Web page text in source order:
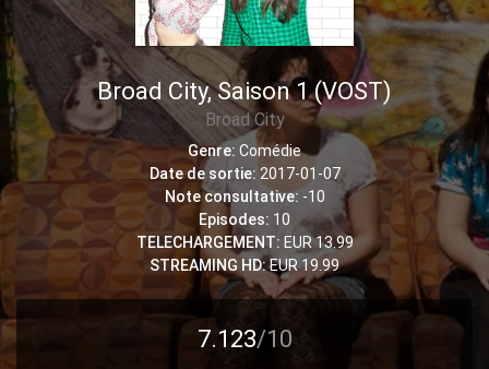
Broad City, Saison 1 (VOST)
Broad City
Genre: Comédie
Date de sortie: 2017-01-07
Note consultative: -10
Episodes: 10
TELECHARGEMENT: EUR 13.99
STREAMING HD:EUR 19.99
7.123/10